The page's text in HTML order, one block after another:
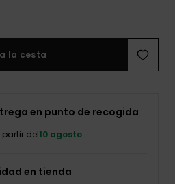
la cesta
en punto de recogida
del10 agosto
en tienda